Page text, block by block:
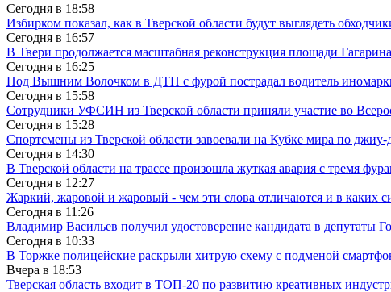
Сегодня в 18:58
Избирком показал, как в Тверской области будут выглядеть
Сегодня в 16:57
В Твери продолжается масштабная реконструкция площади Гагарина
Сегодня в 16:25
Под Вышним Волочком в ДТП с фурой пострадал водитель
Сегодня в 15:58
Сотрудники УФСИН из Тверской области приняли участие во
Сегодня в 15:28
Спортсмены из Тверской области завоевали на Кубке мира по джиу-
Сегодня в 14:30
В Тверской области на трассе произошла жуткая авария с тремя
Сегодня в 12:27
Жаркий, жаровой и жаровый - чем эти слова отличаются и в каких
Сегодня в 11:26
Владимир Васильев получил удостоверение кандидата в депутаты
Сегодня в 10:33
В Торжке полицейские раскрыли хитрую схему с подменой
Вчера в 18:53
Тверская область входит в ТОП-20 по развитию креативных